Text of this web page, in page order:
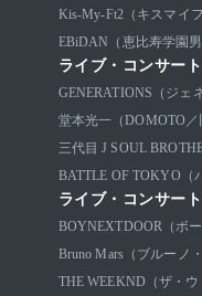
Kis-My-Ft2（キスマイ
EBiDAN（恵比寿学園男
ライブ・コンサート
GENERATIONS（ジェ
堂本光一（DOMOTO／
三代目 J SOUL
BATTLE OF TOKYO（
ライブ・コンサート
BOYNEXTDOOR（ボ
Bruno Mars（ブルーノ
THE WEEKND（ザ・ウ